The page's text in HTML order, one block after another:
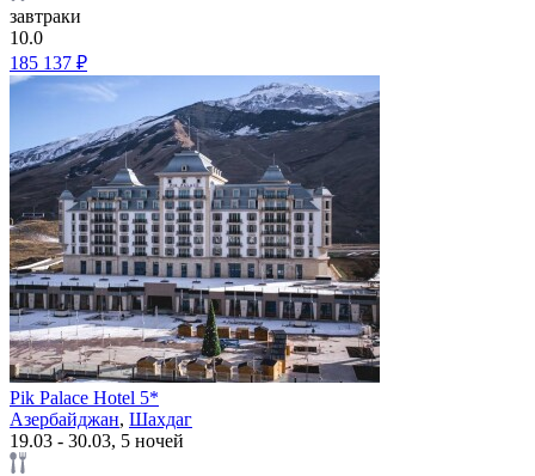
завтраки
10.0
185 137 ₽
Pik Palace Hotel 5*
Азербайджан, Шахдаг
19.03 - 30.03, 5 ночей